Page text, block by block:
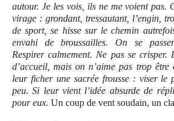
autour. Je les vois, ils ne me voient pas.
virage : grondant, tressautant, l’engin,
de sport, se hisse sur le chemin
envahi de broussailles. On se
Respirer calmement. Ne pas se crisper.
d’accueil, mais on n’aime pas trop
leur ficher une sacrée frousse : viser le
peu. Si leur vient l’idée absurde de
pour eux. Un coup de vent soudain, un